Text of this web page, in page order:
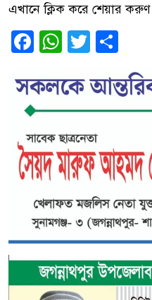
এখানে ক্লিক করে শেয়ার করুণ
Facebook
WhatsApp
Twitter